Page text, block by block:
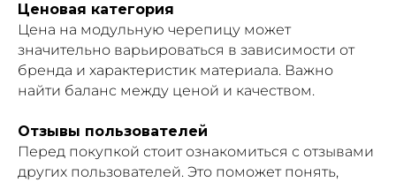
Ценовая категория
Цена на модульную черепицу может
значительно варьироваться в зависимости от
бренда и характеристик материала. Важно
найти баланс между ценой и качеством.
Отзывы пользователей
Перед покупкой стоит ознакомиться с отзывами
других пользователей. Это поможет понять,